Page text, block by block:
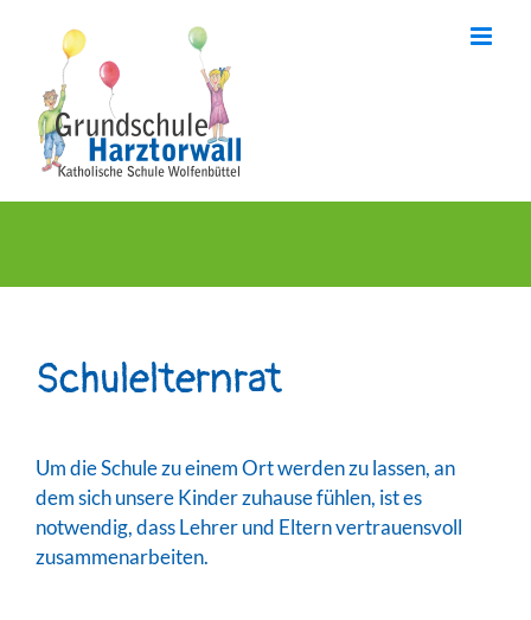
content
Schulelternrat
Um die Schule zu einem Ort werden zu lassen, an
dem sich unsere Kinder zuhause fühlen, ist es
notwendig, dass Lehrer und Eltern vertrauensvoll
zusammenarbeiten.